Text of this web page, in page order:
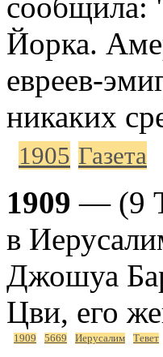
Йорка.
евреев-
никаких
1905 Газета
1909 — (9
в
Джошуа
Цви, его
1909 5669 Иерусалим Тевет